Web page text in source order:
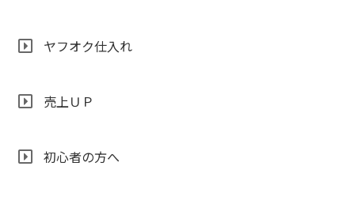
ヤフオク仕入れ
売上ＵＰ
初心者の方へ